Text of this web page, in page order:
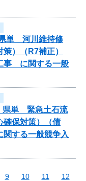
単 河川維持修
）（R7補正）
事 に関する一般
県単 緊急土石流
確保対策）（債
する一般競争入
9 10 11
12